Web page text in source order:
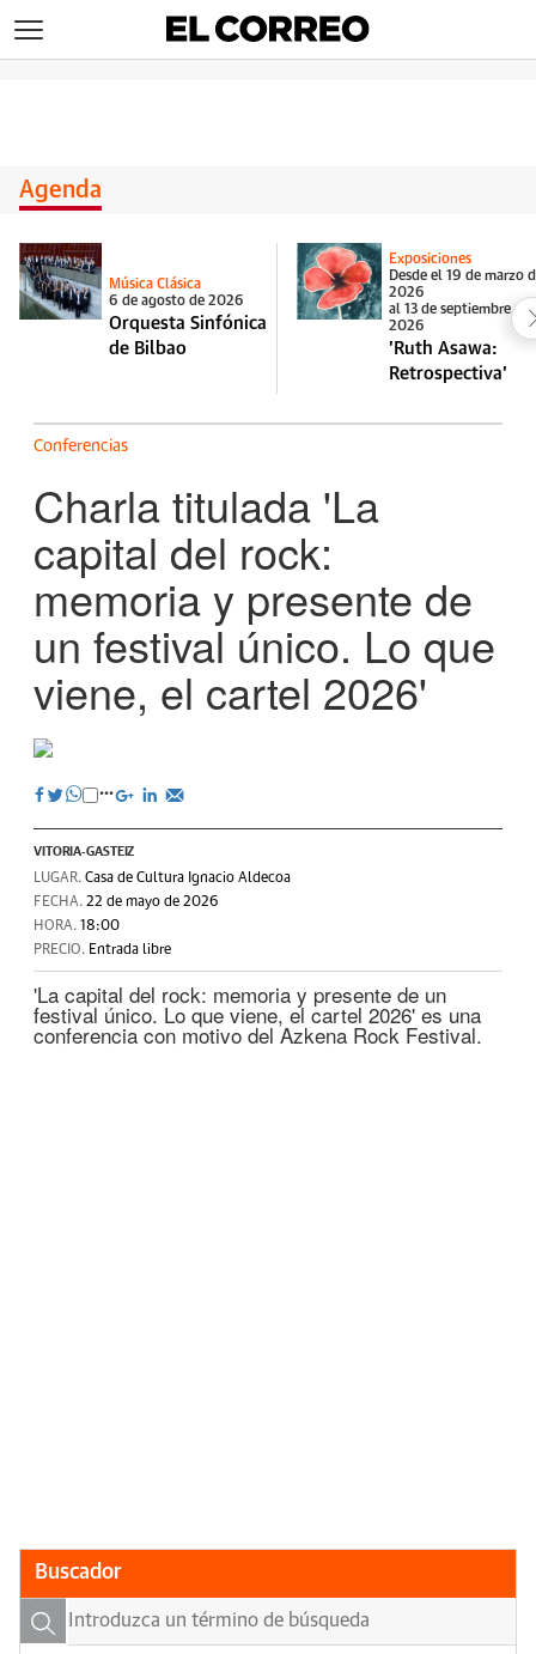
Agenda
Música Clásica
6 de agosto de 2026
Orquesta Sinfónica
de Bilbao
Exposiciones
Desde el 19 de marzo
2026
al 13 de septiembre de
2026
'Ruth Asawa:
Retrospectiva'
Conferencias
Charla titulada 'La
capital del rock:
memoria y presente de
un festival único. Lo que
viene, el cartel 2026'
VITORIA-GASTEIZ
LUGAR. Casa de Cultura Ignacio Aldecoa
FECHA. 22 de mayo de 2026
HORA. 18:00
PRECIO. Entrada libre
'La capital del rock: memoria y presente de un
festival único. Lo que viene, el cartel 2026' es una
conferencia con motivo del Azkena Rock Festival.
Buscador